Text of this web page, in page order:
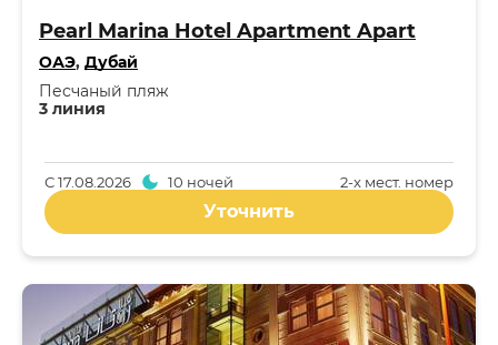
Pearl Marina Hotel Apartment Apart
ОАЭ, Дубай
3 линия
Песчаный пляж
2-x мест. номер
С17.08.2026 10 ночей
Уточнить